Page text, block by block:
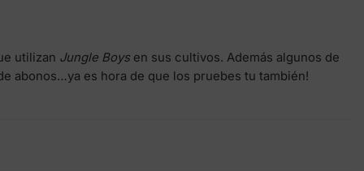
utilizan Jungle Boys en sus cultivos. Además algunos de
abonos…ya es hora de que los pruebes tu también!